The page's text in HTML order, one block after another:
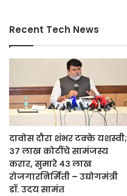
Recent Tech News
दावोस दौरा शंभर टक्के यशस्वी;
३७ लाख कोटींचे सामंजस्य
करार, सुमारे ४३ लाख
रोजगारनिर्मिती – उद्योगमंत्री
डॉ. उदय सामंत